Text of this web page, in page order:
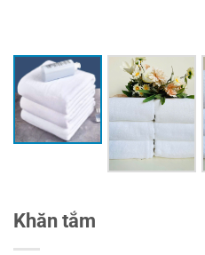
Khăn tắm